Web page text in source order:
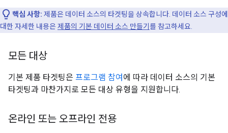
핵심 사항: 제품은 데이터 소스의 타겟팅을 상속합니다. 데이터 소스 구성에
대한 자세한 내용은 제품의 기본 데이터 소스 만들기 를 참고하세요.
모든 대상
기본 제품 타겟팅은 프로그램 참여 에 따라 데이터 소스의 기본
타겟팅과 마찬가지로 모든 대상 유형을 지원합니다.
온라인 또는 오프라인 전용